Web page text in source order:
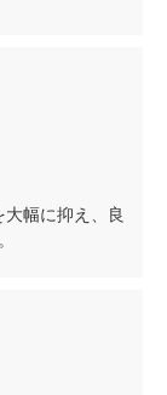
幅に抑え、良